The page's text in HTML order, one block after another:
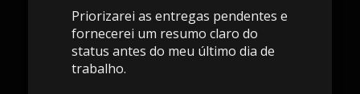
Priorizarei as entregas pendentes e
fornecerei um resumo claro do
status antes do meu último dia de
trabalho.